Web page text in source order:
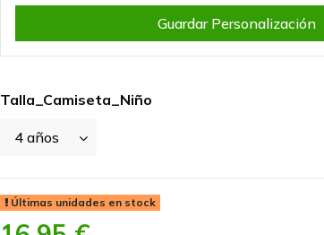
Guardar Personalización
Talla_Camiseta_Niño
Últimas unidades en stock